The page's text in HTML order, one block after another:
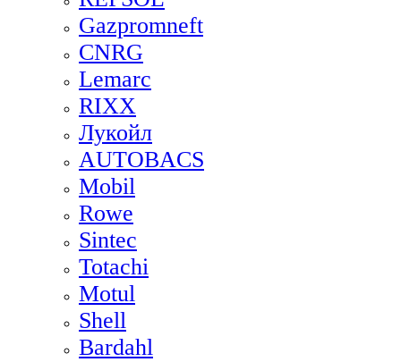
Gazpromneft
CNRG
Lemarc
RIXX
Лукойл
AUTOBACS
Mobil
Rowe
Sintec
Totachi
Motul
Shell
Bardahl